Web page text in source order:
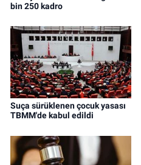
bin 250 kadro
Suça sürüklenen çocuk yasası
TBMM'de kabul edildi